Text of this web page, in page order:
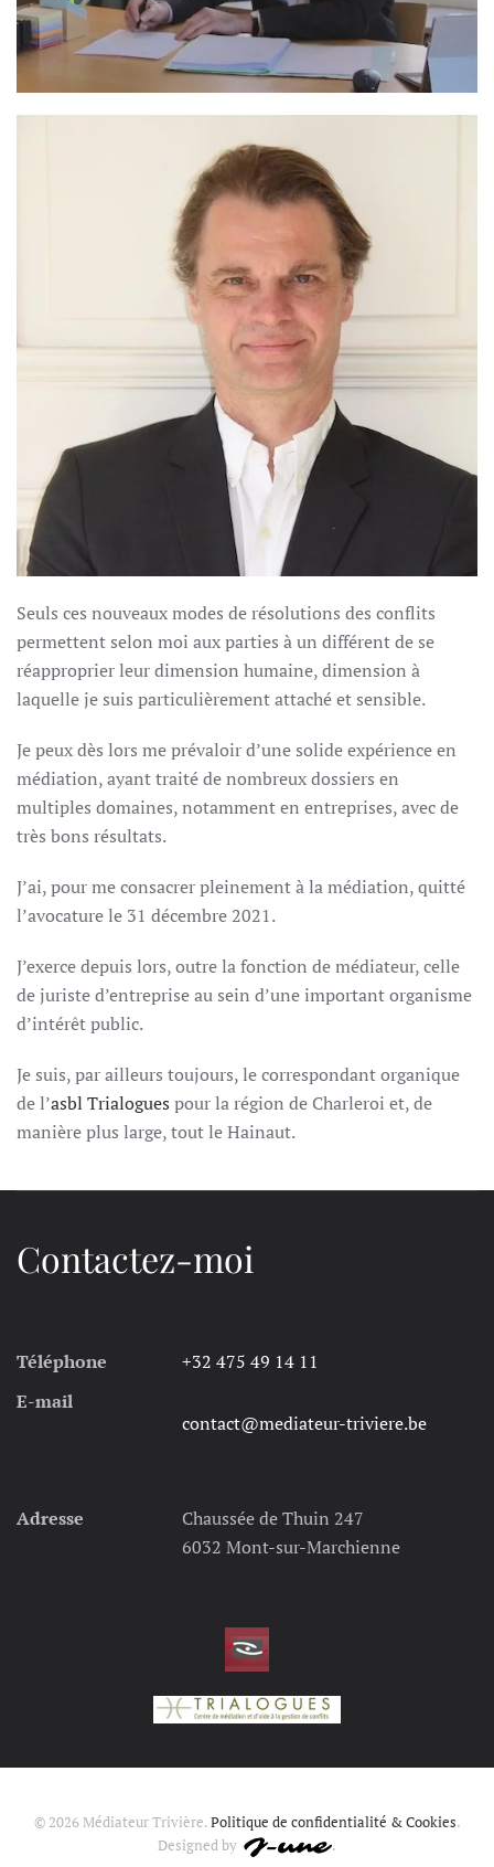
Seuls ces nouveaux modes de résolutions des conflits
permettent selon moi aux parties à un différent de se
réapproprier leur dimension humaine, dimension à
laquelle je suis particulièrement attaché et sensible.
Je peux dès lors me prévaloir d’une solide expérience en
médiation, ayant traité de nombreux dossiers en
multiples domaines, notamment en entreprises, avec de
très bons résultats.
J’ai, pour me consacrer pleinement à la médiation, quitté
l’avocature le 31 décembre 2021.
J’exerce depuis lors, outre la fonction de médiateur, celle
de juriste d’entreprise au sein d’une important organisme
d’intérêt public.
Je suis, par ailleurs toujours, le correspondant organique
de l’asbl Trialogues pour la région de Charleroi et, de
manière plus large, tout le Hainaut.
Contactez-moi
Téléphone
+32 475 49 14 11
E-mail
contact@mediateur-triviere.be
Adresse
Chaussée de Thuin 247
6032 Mont-sur-Marchienne
© 2026Médiateur Trivière.Politique de confidentialité & Cookies.
Designed by
.